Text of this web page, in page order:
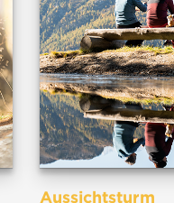
Aussichtsturm